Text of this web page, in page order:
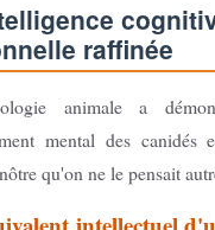
raffinée
animale a
mental des canidés
qu'on ne le pensait